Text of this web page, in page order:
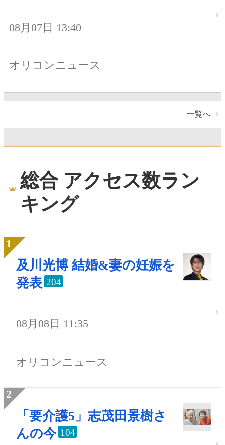
08月07日 13:40
オリコンニュース
一覧へ
総合 アクセス数ラン
キング
及川光博 結婚&妻の妊娠を
発表 204
08月08日 11:35
オリコンニュース
「要介護5」志茂田景樹さ
んの今 104